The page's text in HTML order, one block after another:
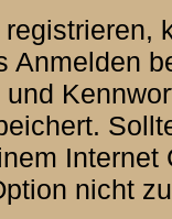
Anmelden
Internet
nicht